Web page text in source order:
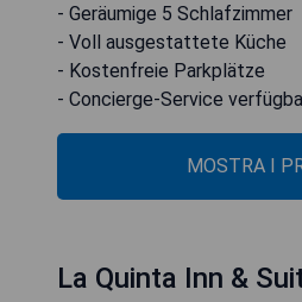
- Geräumige 5 Schlafzimmer
- Voll ausgestattete Küche
- Kostenfreie Parkplätze
- Concierge-Service
MOSTRA I
La Quinta Inn &